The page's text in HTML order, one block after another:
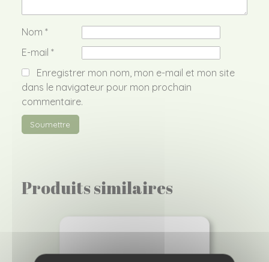
Nom *
E-mail *
Enregistrer mon nom, mon e-mail et mon site
dans le navigateur pour mon prochain
commentaire.
Produits similaires